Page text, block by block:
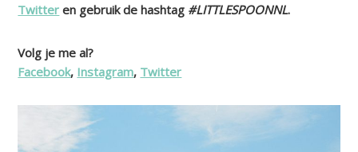
Twitter en gebruik de hashtag #LITTLESPOONNL.
Volg je me al?
Facebook, Instagram, Twitter